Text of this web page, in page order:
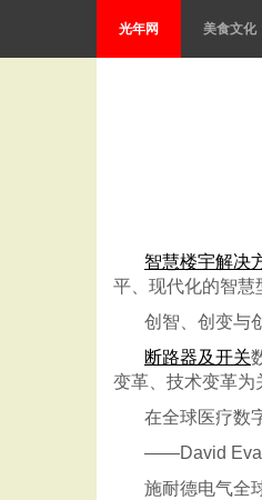
光年网 美食文化
智慧楼宇解决
平、现代化的智慧
创智、创变与
断路器及开关
变革、技术变革为
在全球医疗数
——David
施耐德电气全